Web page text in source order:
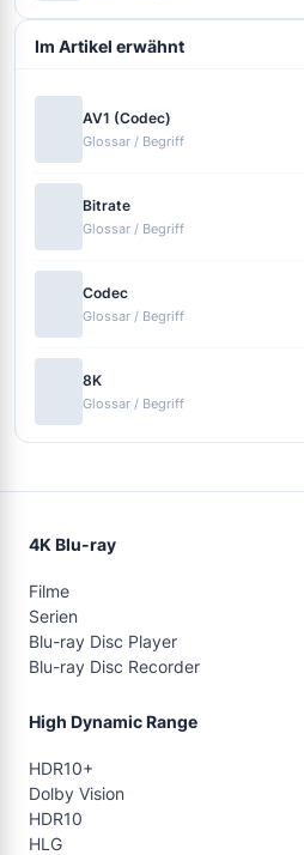
Im Artikel erwähnt
AV1 (Codec)
Glossar / Begriff
Bitrate
Glossar / Begriff
Codec
Glossar / Begriff
8K
Glossar / Begriff
4K Blu-ray
Filme
Serien
Blu-ray Disc Player
Blu-ray Disc Recorder
High Dynamic Range
HDR10+
Dolby Vision
HDR10
HLG